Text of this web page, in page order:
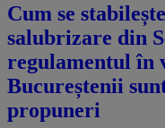
Cum se
salubrizare din
regulamentul în
Bucureștenii
propuneri